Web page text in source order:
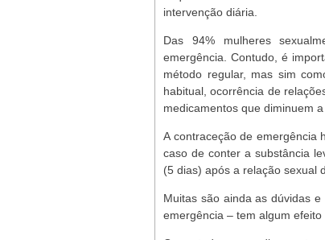
intervenção diária.
Das 94% mulheres
emergência. Contudo, é
método regular, mas sim
habitual, ocorrência de
medicamentos que diminuem
A contraceção de emergência
caso de conter a substância
(5 dias) após a relação sexual
Muitas são ainda as dúvidas
emergência – tem algum